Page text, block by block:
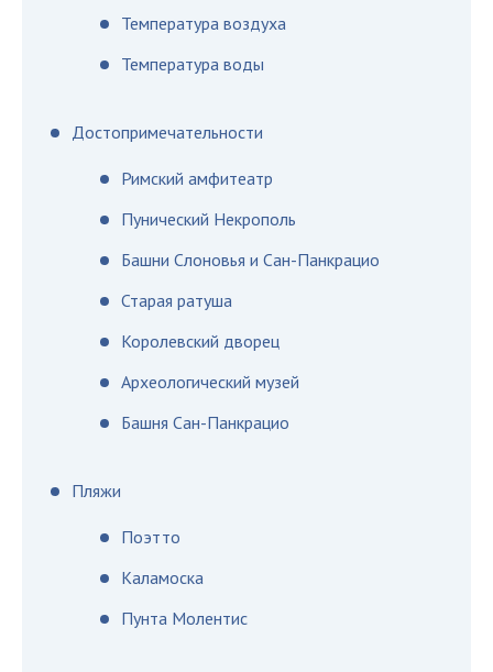
Температура воздуха
Температура воды
Достопримечательности
Римский амфитеатр
Пунический Некрополь
Башни Слоновья и Сан-Панкрацио
Старая ратуша
Королевский дворец
Археологический музей
Башня Сан-Панкрацио
Пляжи
Поэтто
Каламоска
Пунта Молентис